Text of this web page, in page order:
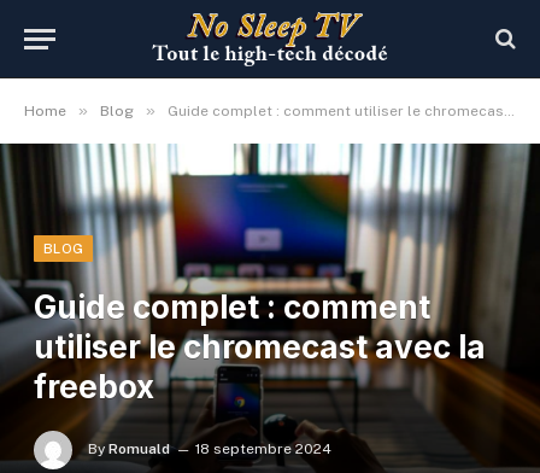
Home » Blog » Guide complet : comment utiliser le chromecast avec la freebox
BLOG
Guide complet : comment
utiliser le chromecast avec la
freebox
By Romuald
18 septembre 2024